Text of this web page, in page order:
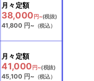
月々定額
38,000 円~(税抜)
41,800 円~ （税込）
月々定額
41,000 円~(税抜)
45,100 円~ （税込）